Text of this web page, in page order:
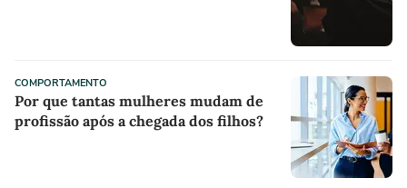
COMPORTAMENTO
Por que tantas mulheres mudam de
profissão após a chegada dos filhos?